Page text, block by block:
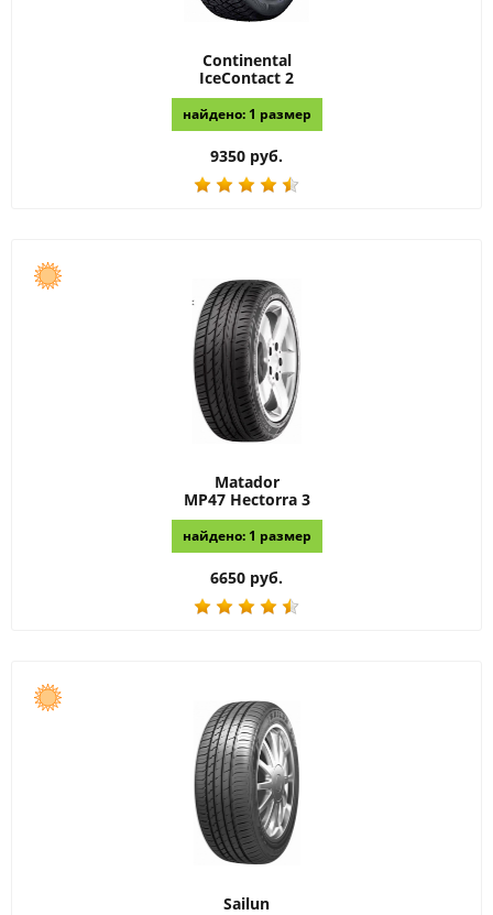
Continental
IceContact 2
найдено: 1 размер
9350 руб.
Matador
MP47 Hectorra 3
найдено: 1 размер
6650 руб.
Sailun